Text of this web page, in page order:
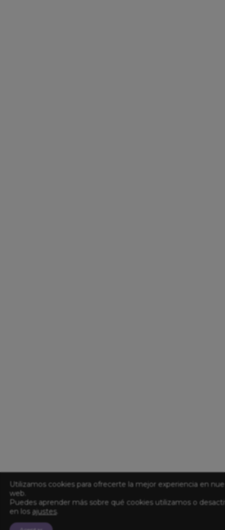
Utilizamos cookies para ofrecerte la mejor experiencia en
web.
Puedes aprender más sobre qué cookies utilizamos o
en los ajustes.